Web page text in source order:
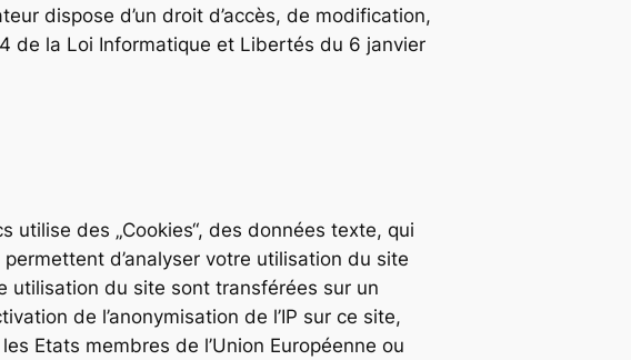
dispose d’un droit d’accès, de modification,
de la Loi Informatique et Libertés du 6 janvier
utilise des „Cookies“, des données texte, qui
d’analyser votre utilisation du site
utilisation du site sont transférées sur un
de l’anonymisation de l’IP sur ce site,
Etats membres de l’Union Européenne ou